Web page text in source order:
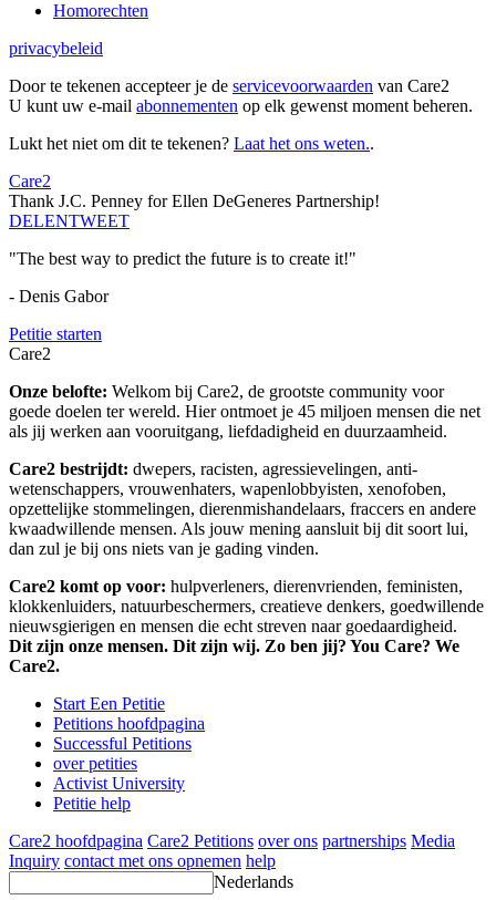
Homorechten
privacybeleid
Door te tekenen accepteer je de servicevoorwaarden van Care2
U kunt uw e-mail abonnementen op elk gewenst moment beheren.
Lukt het niet om dit te tekenen? Laat het ons weten..
Care2
Thank J.C. Penney for Ellen DeGeneres Partnership!
DELENTWEET
"The best way to predict the future is to create it!"
- Denis Gabor
Petitie starten
Care2
Onze belofte: Welkom bij Care2, de grootste community voor
goede doelen ter wereld. Hier ontmoet je 45 miljoen mensen die net
als jij werken aan vooruitgang, liefdadigheid en duurzaamheid.
Care2 bestrijdt: dwepers, racisten, agressievelingen, anti-
wetenschappers, vrouwenhaters, wapenlobbyisten, xenofoben,
opzettelijke stommelingen, dierenmishandelaars, fraccers en andere
kwaadwillende mensen. Als jouw mening aansluit bij dit soort lui,
dan zul je bij ons niets van je gading vinden.
Care2 komt op voor: hulpverleners, dierenvrienden, feministen,
klokkenluiders, natuurbeschermers, creatieve denkers, goedwillende
nieuwsgierigen en mensen die echt streven naar goedaardigheid.
Dit zijn onze mensen. Dit zijn wij. Zo ben jij? You Care? We
Care2.
Start Een Petitie
Petitions hoofdpagina
Successful Petitions
over petities
Activist University
Petitie help
Care2 hoofdpagina Care2 Petitions over ons partnerships Media
Inquiry contact met ons opnemen help
Nederlands